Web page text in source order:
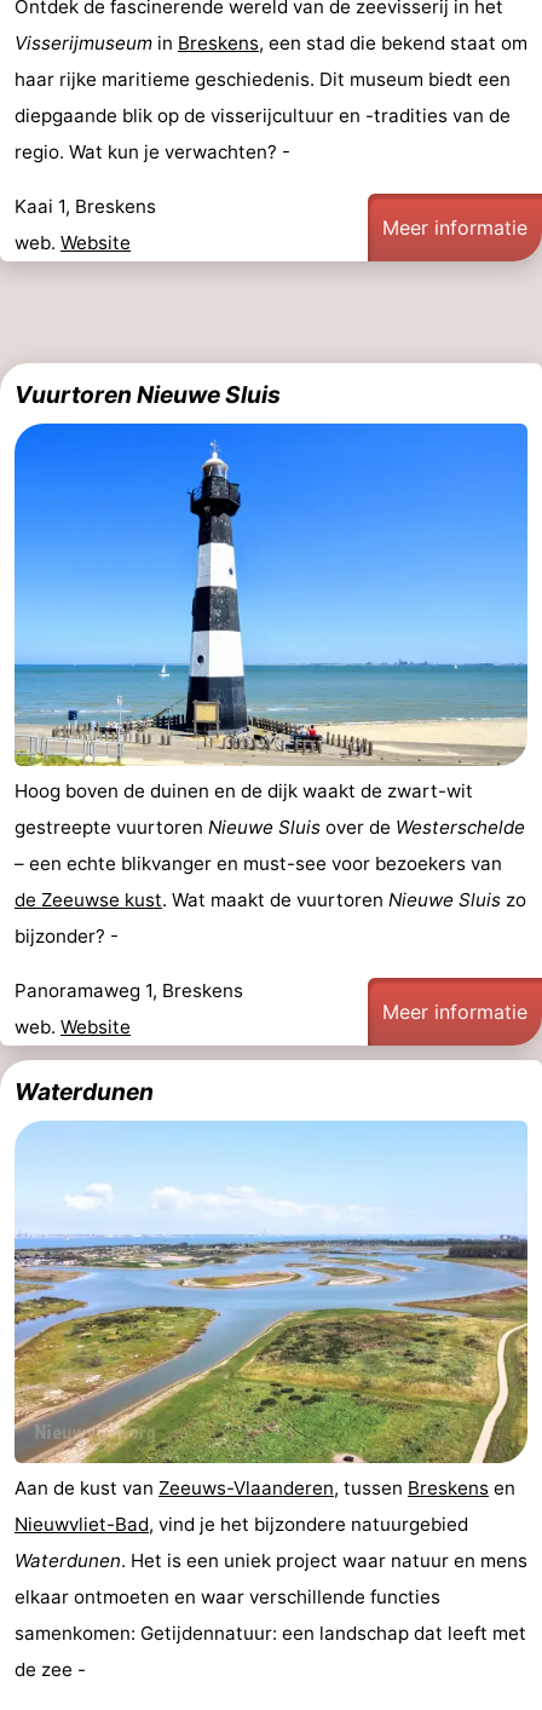
Veere
-
Domburg
Zoutelande
-
Vlissingen
-
Middelburg
Zeeuws-
Breskens
-
Sluis
Zwin
Brugge
-
Gent
De
Kust
-
Knokke-
Heist
-
Zeebrugge
-
Wenduine
Weer
Ontdek de fascinerende wereld van de zeevisserij in het
Visserijmuseum in Breskens, een stad die bekend staat om
haar rijke maritieme geschiedenis. Dit museum biedt een
diepgaande blik op de visserijcultuur en -tradities van de
regio. Wat kun je verwachten? -
Kaai 1, Breskens
web. Website
Meer informatie
Vuurtoren Nieuwe Sluis
Hoog boven de duinen en de dijk waakt de zwart-wit
gestreepte vuurtoren Nieuwe Sluis over de Westerschelde
– een echte blikvanger en must-see voor bezoekers van
de Zeeuwse kust. Wat maakt de vuurtoren Nieuwe Sluis zo
bijzonder? -
Panoramaweg 1, Breskens
web. Website
Meer informatie
Waterdunen
Aan de kust van Zeeuws-Vlaanderen, tussen Breskens en
Nieuwvliet-Bad, vind je het bijzondere natuurgebied
Waterdunen. Het is een uniek project waar natuur en mens
elkaar ontmoeten en waar verschillende functies
samenkomen: Getijdennatuur: een landschap dat leeft met
de zee -